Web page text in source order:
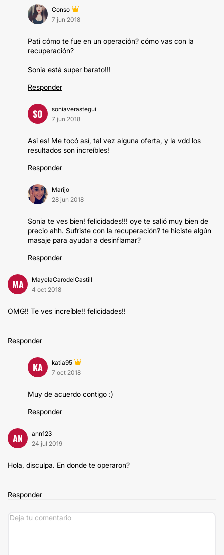
Conso
7 jun 2018
Pati cómo te fue en un operación? cómo vas con la
recuperación?
Sonia está super barato!!!
Responder
SO
soniaverastegui
7 jun 2018
Asi es! Me tocó así, tal vez alguna oferta, y la vdd los
resultados son increíbles!
Responder
Marijo
28 jun 2018
Sonia te ves bien! felicidades!!! oye te salió muy bien de
precio ahh. Sufriste con la recuperación? te hiciste algún
masaje para ayudar a desinflamar?
Responder
MA
MayelaCarodelCastill
4 oct 2018
OMG!! Te ves increíble!! felicidades!!
Responder
KA
katia95
7 oct 2018
Muy de acuerdo contigo :)
Responder
AN
ann123
24 jul 2019
Hola, disculpa. En donde te operaron?
Responder